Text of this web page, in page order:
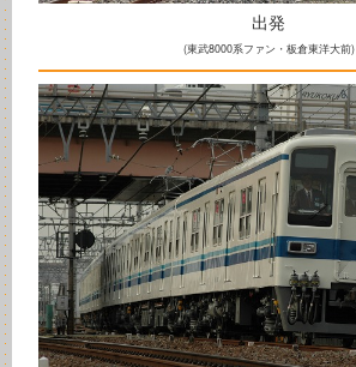
出発
(東武8000系ファン・板倉東洋大前)